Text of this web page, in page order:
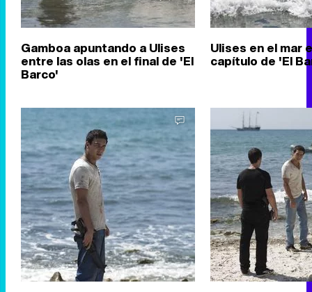
Gamboa apuntando a Ulises
entre las olas en el final de 'El
Barco'
Ulises en el mar
capítulo de 'El